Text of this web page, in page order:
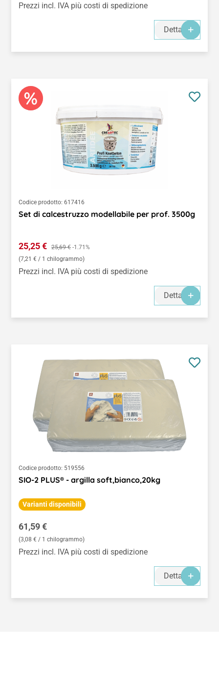
Prezzi incl. IVA più costi di spedizione
Dettagli
Codice prodotto: 617416
Set di calcestruzzo modellabile per prof. 3500g
Prezzo di vendita:
25,25 € Prezzo normale:
25,69 € -1.71%
(7,21 € / 1 chilogrammo)
Prezzi incl. IVA più costi di spedizione
Dettagli
Codice prodotto: 519556
SIO-2 PLUS® - argilla soft,bianco,20kg
Varianti disponibili
Prezzo normale:
61,59 €
(3,08 € / 1 chilogrammo)
Prezzi incl. IVA più costi di spedizione
Dettagli